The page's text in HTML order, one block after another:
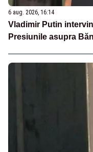
6 aug. 2026, 16:14
Vladimir Putin
Presiunile asupra